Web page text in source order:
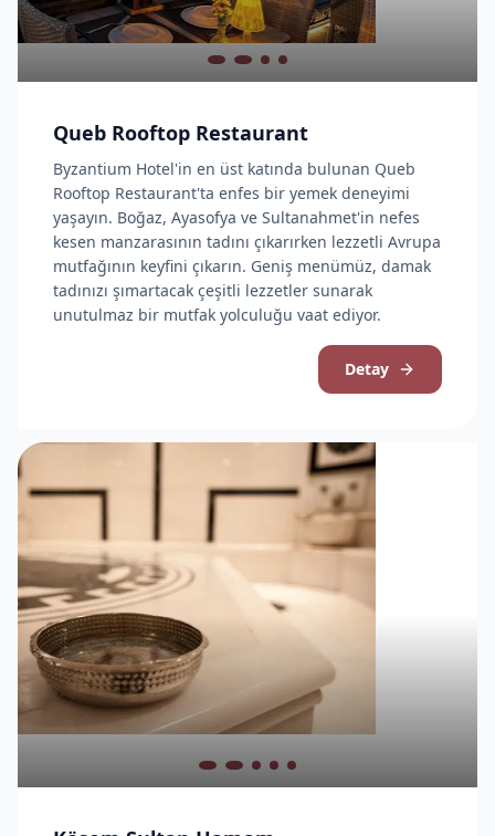
Queb Rooftop Restaurant
Byzantium Hotel'in en üst katında bulunan Queb
Rooftop Restaurant'ta enfes bir yemek deneyimi
yaşayın. Boğaz, Ayasofya ve Sultanahmet'in nefes
kesen manzarasının tadını çıkarırken lezzetli Avrupa
mutfağının keyfini çıkarın. Geniş menümüz, damak
tadınızı şımartacak çeşitli lezzetler sunarak
unutulmaz bir mutfak yolculuğu vaat ediyor.
Detay